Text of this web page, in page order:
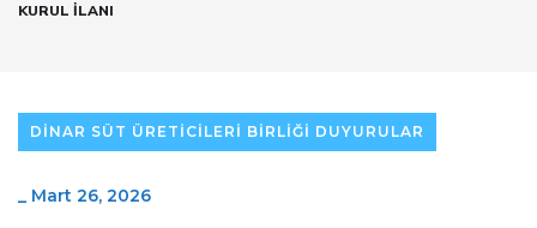
KURUL İLANI
DINAR SÜT ÜRETICILERI BIRLIĞI DUYURULAR
_ Mart 26, 2026